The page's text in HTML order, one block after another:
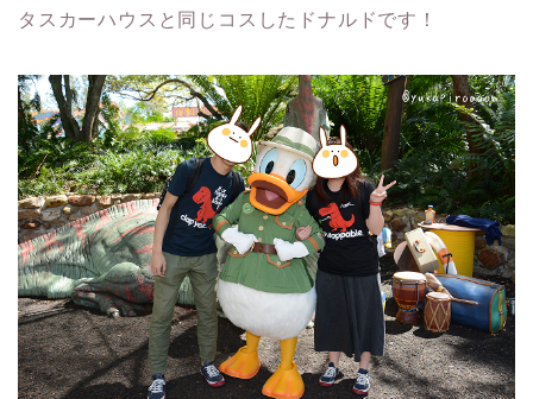
タスカーハウスと同じコスしたドナルドです！